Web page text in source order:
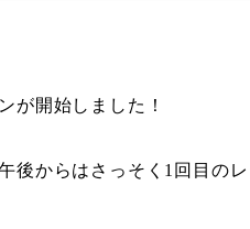
が開始しました！
後からはさっそく1回目の